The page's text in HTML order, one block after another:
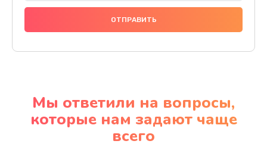
Мы ответили на вопросы,
которые нам задают чаще
всего